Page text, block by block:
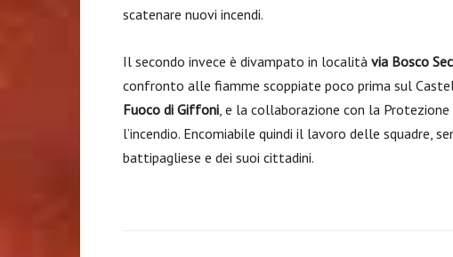
scatenare nuovi incendi.
Il secondo invece è divampato in località via Bosco
confronto alle fiamme scoppiate poco prima sul
Fuoco di Giffoni, e la collaborazione con la
l’incendio. Encomiabile quindi il lavoro delle squadre,
battipagliese e dei suoi cittadini.